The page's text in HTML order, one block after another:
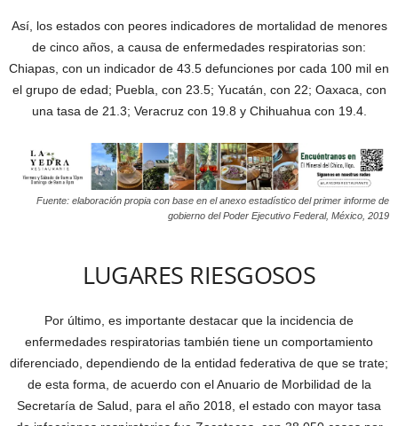
Así, los estados con peores indicadores de mortalidad de menores
de cinco años, a causa de enfermedades respiratorias son:
Chiapas, con un indicador de 43.5 defunciones por cada 100 mil en
el grupo de edad; Puebla, con 23.5; Yucatán, con 22; Oaxaca, con
una tasa de 21.3; Veracruz con 19.8 y Chihuahua con 19.4.
Fuente: elaboración propia con base en el anexo estadístico del primer informe de
gobierno del Poder Ejecutivo Federal, México, 2019
LUGARES RIESGOSOS
Por último, es importante destacar que la incidencia de
enfermedades respiratorias también tiene un comportamiento
diferenciado, dependiendo de la entidad federativa de que se trate;
de esta forma, de acuerdo con el Anuario de Morbilidad de la
Secretaría de Salud, para el año 2018, el estado con mayor tasa